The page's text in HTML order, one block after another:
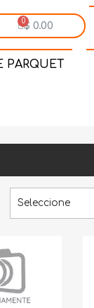
$ 0.00
PARQUET
Seleccione